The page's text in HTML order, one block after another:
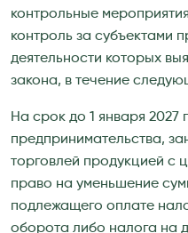
контрольные
контроль за субъектами
деятельности которых
закона, в течение
На срок до 1 января 2027
предпринимательства,
торговлей продукцией с
право на уменьшение
подлежащего оплате
оборота либо налога на